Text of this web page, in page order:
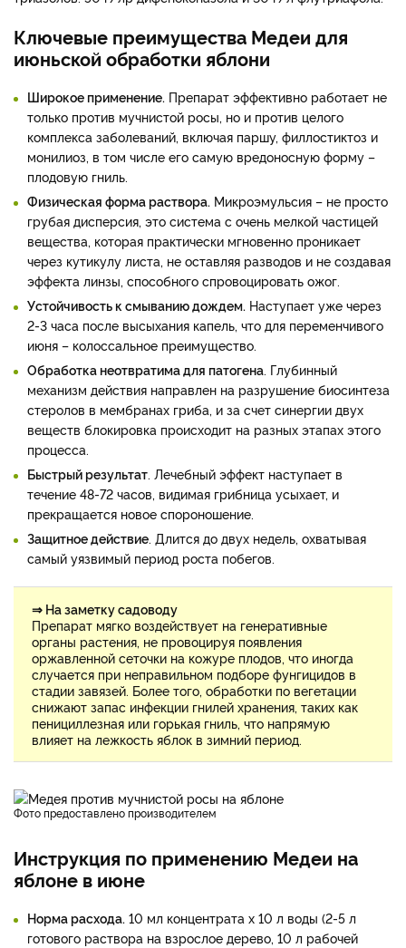
Ключевые преимущества Медеи для
июньской обработки яблони
Широкое применение. Препарат эффективно работает не
только против мучнистой росы, но и против целого
комплекса заболеваний, включая паршу, филлостиктоз и
монилиоз, в том числе его самую вредоносную форму –
плодовую гниль.
Физическая форма раствора. Микроэмульсия – не просто
грубая дисперсия, это система с очень мелкой частицей
вещества, которая практически мгновенно проникает
через кутикулу листа, не оставляя разводов и не создавая
эффекта линзы, способного спровоцировать ожог.
Устойчивость к смыванию дождем. Наступает уже через
2-3 часа после высыхания капель, что для переменчивого
июня – колоссальное преимущество.
Обработка неотвратима для патогена. Глубинный
механизм действия направлен на разрушение биосинтеза
стеролов в мембранах гриба, и за счет синергии двух
веществ блокировка происходит на разных этапах этого
процесса.
Быстрый результат. Лечебный эффект наступает в
течение 48-72 часов, видимая грибница усыхает, и
прекращается новое спороношение.
Защитное действие. Длится до двух недель, охватывая
самый уязвимый период роста побегов.
⇒ На заметку садоводу
Препарат мягко воздействует на генеративные
органы растения, не провоцируя появления
оржавленной сеточки на кожуре плодов, что иногда
случается при неправильном подборе фунгицидов в
стадии завязей. Более того, обработки по вегетации
снижают запас инфекции гнилей хранения, таких как
пенициллезная или горькая гниль, что напрямую
влияет на лежкость яблок в зимний период.
фото предоставлено производителем
Инструкция по применению Медеи на
яблоне в июне
Норма расхода. 10 мл концентрата х 10 л воды (2-5 л
готового раствора на взрослое дерево, 10 л рабочей